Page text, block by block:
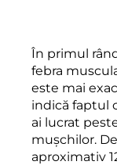
În primul
febra
este mai
indică faptul
ai lucrat
mușchilor.
aproximativ